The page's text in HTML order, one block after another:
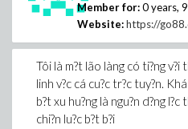
Member for: 0 years,
Website: https://
Tôi là m?t lão làng có ti?ng
linh v?c cá cu?c tr?c tuy?n.
b?t xu hu?ng là ngu?n d?ng
chi?n lu?c b?t b?i